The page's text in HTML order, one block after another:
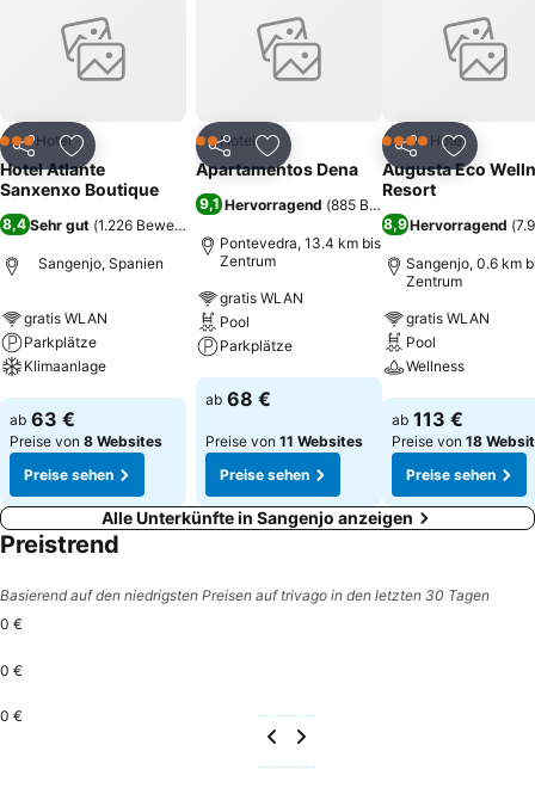
Teilen Zu Favoriten hinzufügen
3 SterneHotel
Hotel Atlante
Sanxenxo Boutique
8,4Sehr gut (1.226 Bewertungen
Sangenjo, Spanien
gratis WLAN
Parkplätze
Klimaanlage
Preise sehen
ab 63 €
Preise von 8 Websites
Preise sehen
Teilen Zu Favoriten hinzufügen
2 Sterne
Hotel
Apartamentos Dena
9,1 Hervorragend (885 Bewertungen
Pontevedra, 13.4 km bis
Zentrum
gratis WLAN
Pool
Parkplätze
Preise sehen
ab 68 €
Preise von 11 Websites
Preise sehen
Teilen Zu
4 SterneHotel
Augusta Eco
Resort
8,9Hervorragend (
Sangenjo, 0.6 km
Zentrum
gratis WLAN
Pool
Wellness
Preise sehen
ab 113 €
Preise von 18
Preise sehen
Alle Unterkünfte in Sangenjo anzeigen
Preistrend
Basierend auf den niedrigsten Preisen auf trivago in den letzten 30 Tagen
0 €
0 €
0 €